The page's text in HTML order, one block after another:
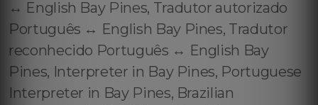
↔️ English Bay Pines, Tradutor autorizado
Português ↔️ English Bay Pines, Tradutor
reconhecido Português ↔️ English Bay
Pines, Interpreter in Bay Pines, Portuguese
Interpreter in Bay Pines, Brazilian